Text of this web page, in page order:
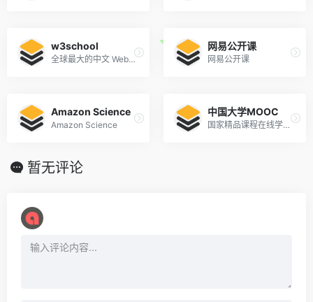
w3school
全球最大的中文 Web 技术教程
网易公开课
网易公开课
Amazon Science
Amazon Science
中国大学MOOC
国家精品课程在线学习平台
暂无评论